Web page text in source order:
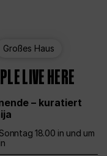
Großes Haus
LIVE HERE
– kuratiert
18.00 in und um